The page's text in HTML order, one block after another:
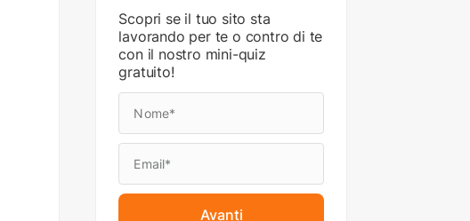
Scopri se il tuo sito sta
lavorando per te o contro di te
con il nostro mini-quiz
gratuito!
Avanti